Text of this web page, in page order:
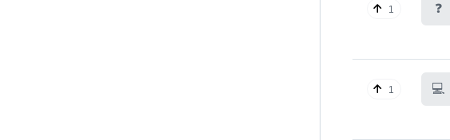
1 ❓
1 💻